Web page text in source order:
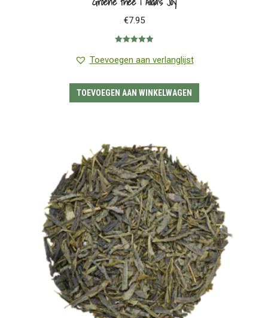
€7.95
5.00 uit 5
Toevoegen aan verlanglijst
TOEVOEGEN AAN WINKELWAGEN